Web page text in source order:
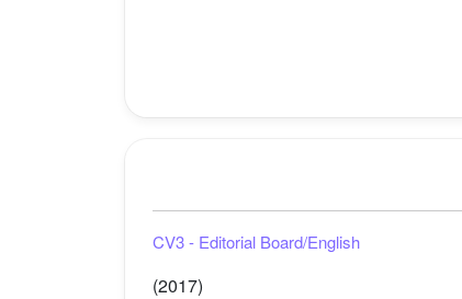
CV3 - Editorial Board/English
(2017)